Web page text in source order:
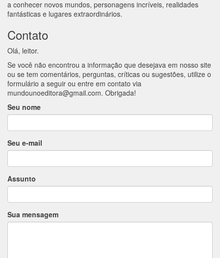
a conhecer novos mundos, personagens incríveis, realidades
fantásticas e lugares extraordinários.
Contato
Olá, leitor.
Se você não encontrou a informação que desejava em nosso site
ou se tem comentários, perguntas, críticas ou sugestões, utilize o
formulário a seguir ou entre em contato via
mundounoeditora@gmail.com. Obrigada!
Seu nome
Seu e-mail
Assunto
Sua mensagem